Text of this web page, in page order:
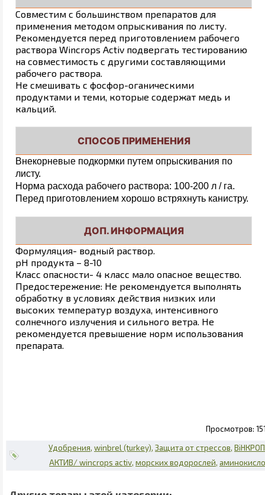
Совместим с большинством препаратов для
применения методом опрыскивания по листу.
Рекомендуется перед приготовлением рабочего
раствора Wincrops Activ подвергать тестированию
на совместимость с другими составляющими
рабочего раствора.
Не смешивать с фосфор-оганическими
продуктами и теми, которые содержат медь и
кальций.
СПОСОБ ПРИМЕНЕНИЯ
Внекорневые подкормки путем опрыскивания по
листу.
Норма расхода рабочего раствора: 100-200 л / га.
Перед приготовлением хорошо встряхнуть канистру.
ДОП. ИНФОРМАЦИЯ
Формуляция- водный раствор.
pH продукта – 8-10
Класс опасности- 4 класс мало опасное вещество.
Предостережение: Не рекомендуется выполнять
обработку в условиях действия низких или
высоких температур воздуха, интенсивного
солнечного излучения и сильного ветра. Не
рекомендуется превышение норм использования
препарата.
Удобрения winbrel (turkey) Защита от стрессов
АКТИВ/ wincrops activ морских водорослей